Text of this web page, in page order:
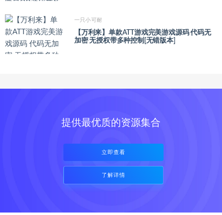
一只小可耐
【万利来】单款ATT游戏完美游戏源码 代码无
加密 无授权带多种控制[无错版本]
提供最优质的资源集合
立即查看
了解详情